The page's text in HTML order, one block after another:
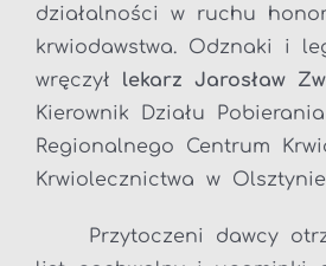
działalności w ruchu
krwiodawstwa. Odznaki i
wręczył lekarz Jarosław
Kierownik Działu
Regionalnego Centrum
Krwiolecznictwa w
Przytoczeni dawcy